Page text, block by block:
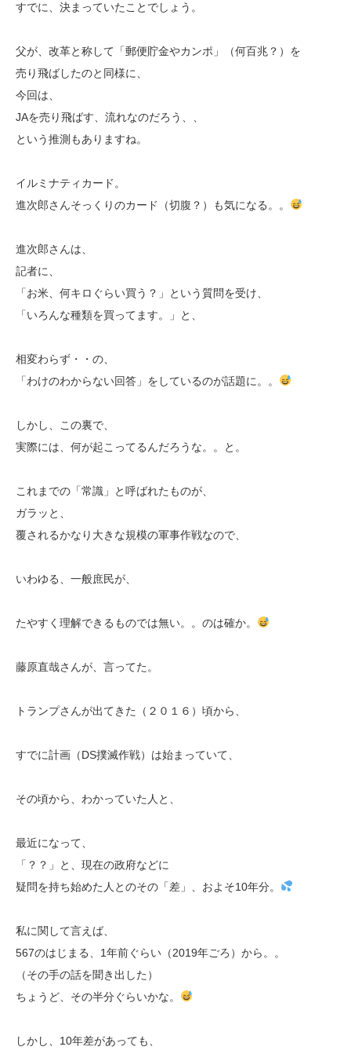
すでに、決まっていたことでしょう。
父が、改革と称して「郵便貯金やカンポ」（何百兆？）を
売り飛ばしたのと同様に、
今回は、
JAを売り飛ばす、流れなのだろう、、
という推測もありますね。
イルミナティカード。
進次郎さんそっくりのカード（切腹？）も気になる。。
進次郎さんは、
記者に、
「お米、何キロぐらい買う？」という質問を受け、
「いろんな種類を買ってます。」と、
相変わらず・・の、
「わけのわからない回答」をしているのが話題に。。
しかし、この裏で、
実際には、何が起こってるんだろうな。。と。
これまでの「常識」と呼ばれたものが、
ガラッと、
覆されるかなり大きな規模の軍事作戦なので、
いわゆる、一般庶民が、
たやすく理解できるものでは無い。。のは確か。
藤原直哉さんが、言ってた。
トランプさんが出てきた（２０１６）頃から、
すでに計画（DS撲滅作戦）は始まっていて、
その頃から、わかっていた人と、
最近になって、
「？？」と、現在の政府などに
疑問を持ち始めた人とのその「差」、およそ10年分。
私に関して言えば、
567のはじまる、1年前ぐらい（2019年ごろ）から。。
（その手の話を聞き出した）
ちょうど、その半分ぐらいかな。
しかし、10年差があっても、